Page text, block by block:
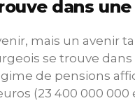
dans
mais un avenir
se trouve
de pensions
(23 400 000 000